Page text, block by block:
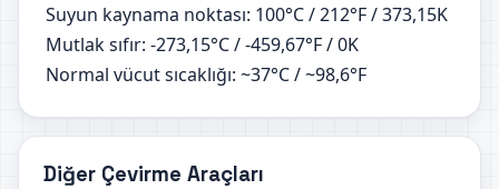
Suyun kaynama noktası: 100°C / 212°F / 373,15K
Mutlak sıfır: -273,15°C / -459,67°F / 0K
Normal vücut sıcaklığı: ~37°C / ~98,6°F
Diğer Çevirme Araçları